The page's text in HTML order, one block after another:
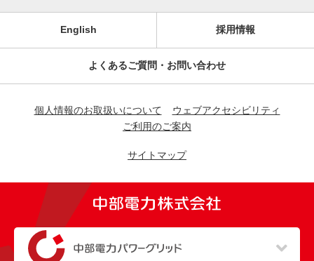
English 採用情報
よくあるご質問・お問い合わせ
個人情報のお取扱いについて
ウェブアクセシビリティ
ご利用のご案内
サイトマップ
（新しいウィンドウを開きます）